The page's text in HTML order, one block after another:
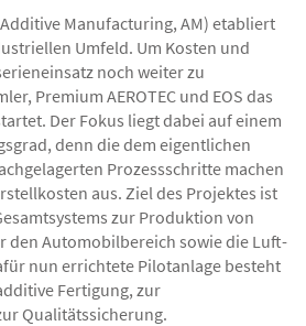
Manufacturing, AM) etabliert
Umfeld. Um Kosten und
noch weiter zu
Premium AEROTEC und EOS das
Der Fokus liegt dabei auf einem
denn die dem eigentlichen
Prozessschritte machen
aus. Ziel des Projektes ist
zur Produktion von
Automobilbereich sowie die Luft-
nun errichtete Pilotanlage besteht
Fertigung, zur
Qualitätssicherung.